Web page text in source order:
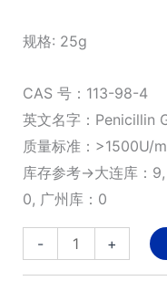
规格: 25g
CAS 号：113-98-4
英文名字：Penicillin
质量标准：>1500U/
库存参考→大连库：9,
0, 广州库：0
-
霉
+